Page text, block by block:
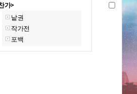
가>
낱권
작가전
포백